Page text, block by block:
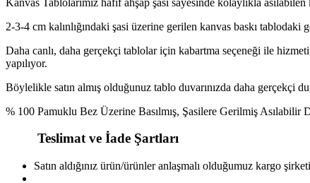
2-3-4 cm kalınlığındaki şasi üzerine gerilen kanvas baskı tablodaki
Daha canlı, daha gerçekçi tablolar için kabartma seçeneği ile
yapılıyor.
Böylelikle satın almış olduğunuz tablo duvarınızda daha gerçekçi
% 100 Pamuklu Bez Üzerine Basılmış, Şasilere Gerilmiş Asılabilir
Teslimat ve İade Şartları
Satın aldığınız ürün/ürünler anlaşmalı olduğumuz kargo